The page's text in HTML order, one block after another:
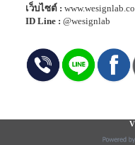
เว็บไซต์ :
ID Line : @wesignlab